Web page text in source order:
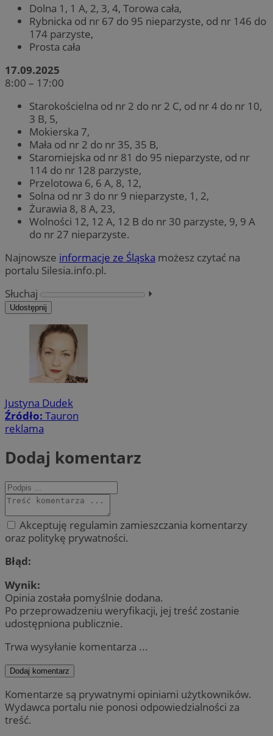
Dolna 1, 1 A, 2, 3, 4, Torowa cała,
Rybnicka od nr 67 do 95 nieparzyste, od nr 146 do
174 parzyste,
Prosta cała
17.09.2025
8:00 – 17:00
Starokościelna od nr 2 do nr 2 C, od nr 4 do nr 10,
3 B, 5,
Mokierska 7,
Mała od nr 2 do nr 35, 35 B,
Staromiejska od nr 81 do 95 nieparzyste, od nr
114 do nr 128 parzyste,
Przelotowa 6, 6 A, 8, 12,
Solna od nr 3 do nr 9 nieparzyste, 1, 2,
Żurawia 8, 8 A, 23,
Wolności 12, 12 A, 12 B do nr 30 parzyste, 9, 9 A
do nr 27 nieparzyste.
Najnowsze informacje ze Śląska możesz czytać na
portalu Silesia.info.pl.
Słuchaj
⏵︎
Udostępnij
Justyna Dudek
Źródło: Tauron
reklama
Dodaj komentarz
Akceptuję regulamin zamieszczania komentarzy
oraz politykę prywatności.
Błąd:
Wynik:
Opinia została pomyślnie dodana.
Po przeprowadzeniu weryfikacji, jej treść zostanie
udostępniona publicznie.
Trwa wysyłanie komentarza ...
Dodaj komentarz
Komentarze są prywatnymi opiniami użytkowników.
Wydawca portalu nie ponosi odpowiedzialności za
treść.